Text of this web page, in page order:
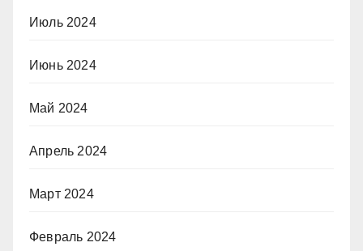
Июль 2024
Июнь 2024
Май 2024
Апрель 2024
Март 2024
Февраль 2024